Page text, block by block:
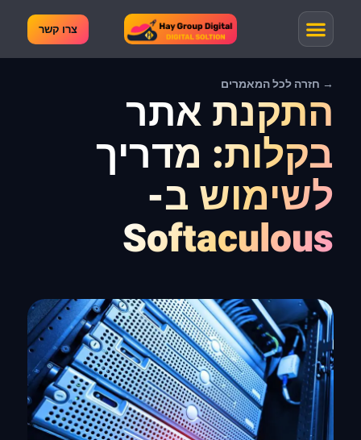
צרו קשר
→ חזרה לכל המאמרים
התקנת אתר
בקלות: מדריך
לשימוש ב-
Softaculous